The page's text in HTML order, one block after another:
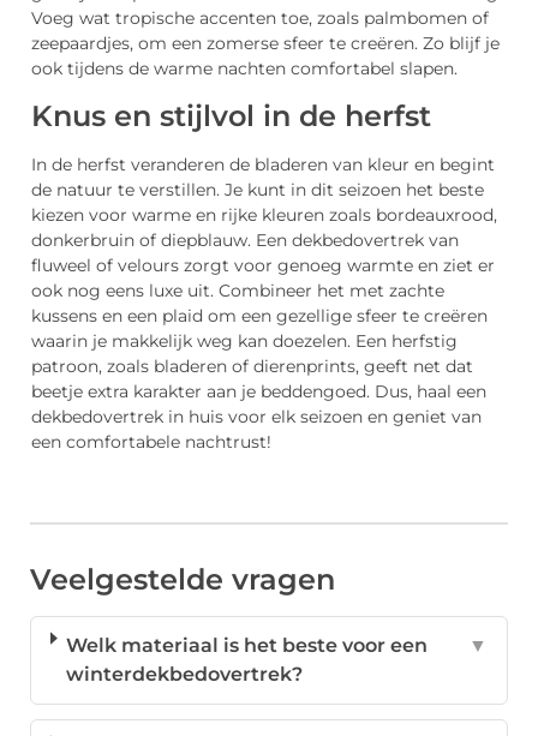
Voeg wat tropische accenten toe, zoals palmbomen of
zeepaardjes, om een zomerse sfeer te creëren. Zo blijf je
ook tijdens de warme nachten comfortabel slapen.
Knus en stijlvol in de herfst
In de herfst veranderen de bladeren van kleur en begint
de natuur te verstillen. Je kunt in dit seizoen het beste
kiezen voor warme en rijke kleuren zoals bordeauxrood,
donkerbruin of diepblauw. Een dekbedovertrek van
fluweel of velours zorgt voor genoeg warmte en ziet er
ook nog eens luxe uit. Combineer het met zachte
kussens en een plaid om een gezellige sfeer te creëren
waarin je makkelijk weg kan doezelen. Een herfstig
patroon, zoals bladeren of dierenprints, geeft net dat
beetje extra karakter aan je beddengoed. Dus, haal een
dekbedovertrek in huis voor elk seizoen en geniet van
een comfortabele nachtrust!
Veelgestelde vragen
Welk materiaal is het beste voor een
winterdekbedovertrek?
▼